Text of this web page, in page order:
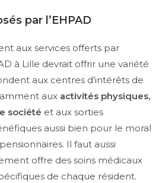
par l’EHPAD
aux services offerts par
à Lille devrait offrir une variété
aux centres d’intérêts de
aux activités physiques,
société et aux sorties
aussi bien pour le moral
Il faut aussi
offre des soins médicaux
de chaque résident.